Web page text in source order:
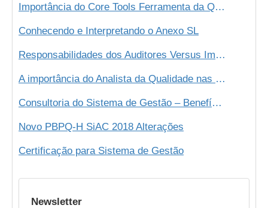
Importância do Core Tools Ferramenta da Qualidade Automotiva
Conhecendo e Interpretando o Anexo SL
Responsabilidades dos Auditores Versus Imparcialidade
A importância do Analista da Qualidade nas Empresas
Consultoria do Sistema de Gestão – Benefícios para sua Organização
Novo PBPQ-H SiAC 2018 Alterações
Certificação para Sistema de Gestão
Newsletter